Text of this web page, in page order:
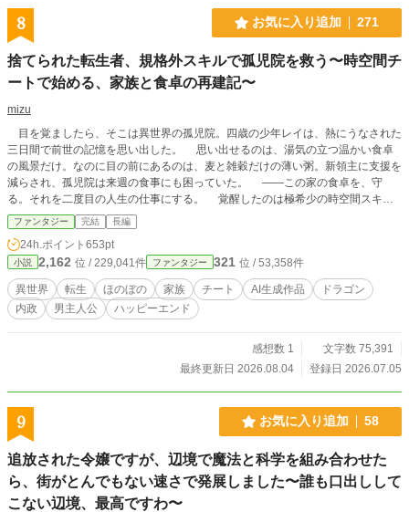
8 お気に入り追加 271
捨てられた転生者、規格外スキルで孤児院を救う〜時空間チ
ートで始める、家族と食卓の再建記〜
mizu
目を覚ましたら、そこは異世界の孤児院。四歳の少年レイは、熱にうなされた
三日間で前世の記憶を思い出した。 思い出せるのは、湯気の立つ温かい食卓
の風景だけ。なのに目の前にあるのは、麦と雑穀だけの薄い粥。新領主に支援を
減らされ、孤児院は来週の食事にも困っていた。 ——この家の食卓を、守
る。それを二度目の人生の仕事にする。 覚醒したのは極希少の時空間スキ
ル。視れば正体がわかる【鑑定】、地面ごと収納する【アイテムボックス】、時
の止まらない収納空間【ディメンションルーム】。森の恵みを金に換え、肉屋と
薬屋のプロを味方につけ、貧乏孤児院の食卓は少しずつ温かくなっていく。
やがて森で拾った金色の卵から、伝説のエンシェントドラゴンが孵り——とびき
り甘えん坊な金色の相棒が、家族に加わった。 だが、町には影が忍び寄る。
孤児院を貧しくした元凶——領主の不正。四歳児の頭脳と、町の大人たちの意地
が、静かな反撃を始める。 チートで無双、じゃない。チートで家族を食わせ
読みできます。 ◆続編『捨てられた転生者、金色の竜と旅に出る〜時空間チー
トで巡る、帰る場所のある旅路〜』公開中！ 毎日18時ごろ更新→ https://www.
「カクヨム」「アルファポリス」にて同時連載しています。
ファンタジー 完結 長編
24h.ポイント 653pt
小説 2,162 位 / 229,041件 ファンタジー 321 位 / 53,358件
異世界 転生 ほのぼの 家族 チート AI生成作品
ドラゴン
内政
男主人公 ハッピーエンド
感想数 1
文字数 75,391
最終更新日 2026.08.04
登録日 2026.07.05
9 お気に入り追加 58
追放された令嬢ですが、辺境で魔法と科学を組み合わせた
ら、街がとんでもない速さで発展しました〜誰も口出しして
こない辺境、最高ですわ〜